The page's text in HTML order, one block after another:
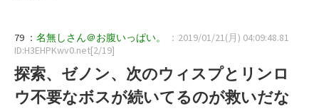
79 ： 名無しさん＠お腹いっぱい。
：2019/01/21(月) 04:09:48.81
ID:H3EHPKwv0.net[2/19]
探索、ゼノン、次のウィスプとリンロ
ウ不要なボスが続いてるのが救いだな